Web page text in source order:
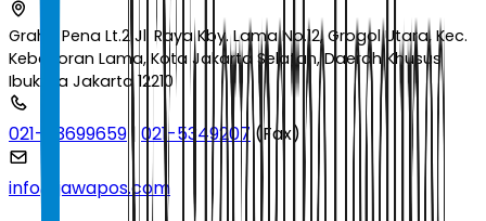
Graha Pena Lt.2 Jl. Raya Kby. Lama No.12, Grogol Utara, Kec.
Kebayoran Lama, Kota Jakarta Selatan, Daerah Khusus
Ibukota Jakarta 12210
021-53699659| 021-5349207(Fax)
info@jawapos.com